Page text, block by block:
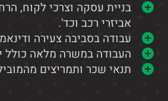
לְעִוְורִים
הַמִּשְׁתַּמְּשִׁים
בְּתוֹכְנַת
קוֹרֵא־מָסָךְ;
בניית עסקה וצרכי לקוח,
אביזרי רכב וכד'.
עבודה בסביבה צעירה
העבודה במשרה מלאה כולל
תנאי שכר ותמריצים